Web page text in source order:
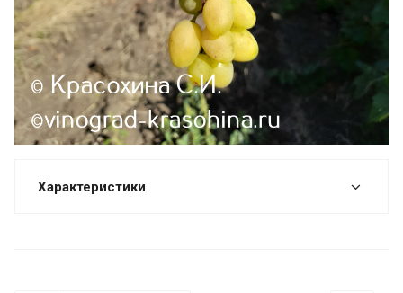
Характеристики